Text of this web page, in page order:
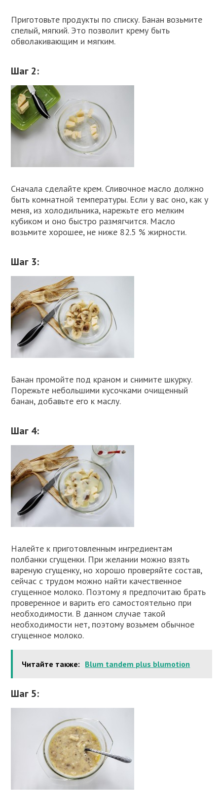
Приготовьте продукты по списку. Банан возьмите
спелый, мягкий. Это позволит крему быть
обволакивающим и мягким.
Шаг 2:
Сначала сделайте крем. Сливочное масло должно
быть комнатной температуры. Если у вас оно, как у
меня, из холодильника, нарежьте его мелким
кубиком и оно быстро размягчится. Масло
возьмите хорошее, не ниже 82.5 % жирности.
Шаг 3:
Банан промойте под краном и снимите шкурку.
Порежьте небольшими кусочками очищенный
банан, добавьте его к маслу.
Шаг 4:
Налейте к приготовленным ингредиентам
полбанки сгущенки. При желании можно взять
вареную сгущенку, но хорошо проверяйте состав,
сейчас с трудом можно найти качественное
сгущенное молоко. Поэтому я предпочитаю брать
проверенное и варить его самостоятельно при
необходимости. В данном случае такой
необходимости нет, поэтому возьмем обычное
сгущенное молоко.
Читайте также: Blum tandem plus blumotion
Шаг 5: